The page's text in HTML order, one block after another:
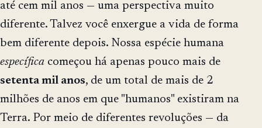
até cem mil anos — uma perspectiva muito
diferente. Talvez você enxergue a vida de forma
bem diferente depois. Nossa espécie humana
específica começou há apenas pouco mais de
setenta mil anos, de um total de mais de 2
milhões de anos em que "humanos" existiram na
Terra. Por meio de diferentes revoluções — da